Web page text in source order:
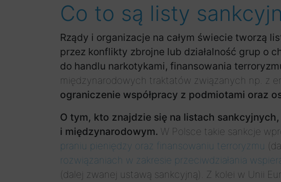
Co to są listy
Rządy i organizacje na całym świecie tworzą
przez konflikty zbrojne lub działalność grup o
do handlu narkotykami, finansowania
międzynarodowych traktatów związanych np. z
ograniczenie współpracy z podmiotami oraz
O tym, kto znajdzie się na listach
i międzynarodowym. W Polsce takie sankcje
praniu pieniędzy oraz finansowaniu terroryzmu
rozwiązaniach w zakresie przeciwdziałania
(dalej zwanej ustawą sankcyjną). Z kolei w Unii